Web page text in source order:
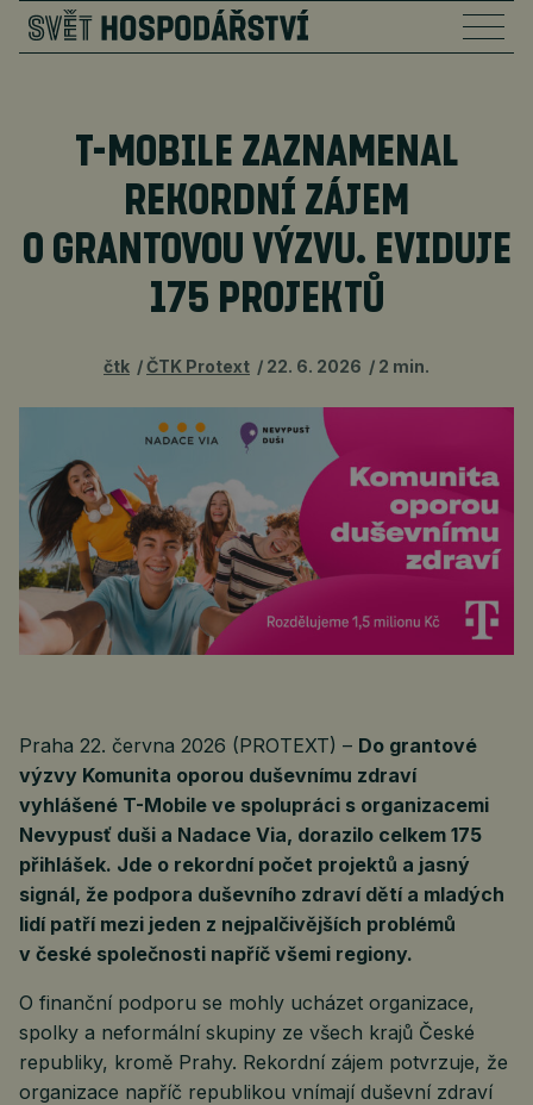
T-MOBILE ZAZNAMENAL
REKORDNÍ ZÁJEM
O GRANTOVOU VÝZVU. EVIDUJE
175 PROJEKTŮ
čtk ČTK Protext 22. 6. 2026 2 min.
Praha 22. června 2026 (PROTEXT) – Do grantové
výzvy Komunita oporou duševnímu zdraví
vyhlášené T-Mobile ve spolupráci s organizacemi
Nevypusť duši a Nadace Via, dorazilo celkem 175
přihlášek. Jde o rekordní počet projektů a jasný
signál, že podpora duševního zdraví dětí a mladých
lidí patří mezi jeden z nejpalčivějších problémů
v české společnosti napříč všemi regiony.
O finanční podporu se mohly ucházet organizace,
spolky a neformální skupiny ze všech krajů České
republiky, kromě Prahy. Rekordní zájem potvrzuje, že
organizace napříč republikou vnímají duševní zdraví